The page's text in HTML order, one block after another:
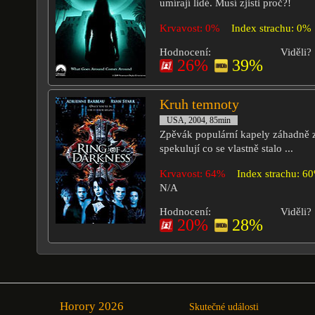
umírají lidé. Musí zjisti proč?!
Krvavost: 0% Index strachu: 0%
Hodnocení:
26% 39%
Viděli?
Kruh temnoty
USA, 2004, 85min
Zpěvák populární kapely záhadně
spekulují co se vlastně stalo ...
Krvavost: 64%
Index strachu:
N/A
Hodnocení:
20% 28%
Viděli?
Horory 2026 Skutečné události